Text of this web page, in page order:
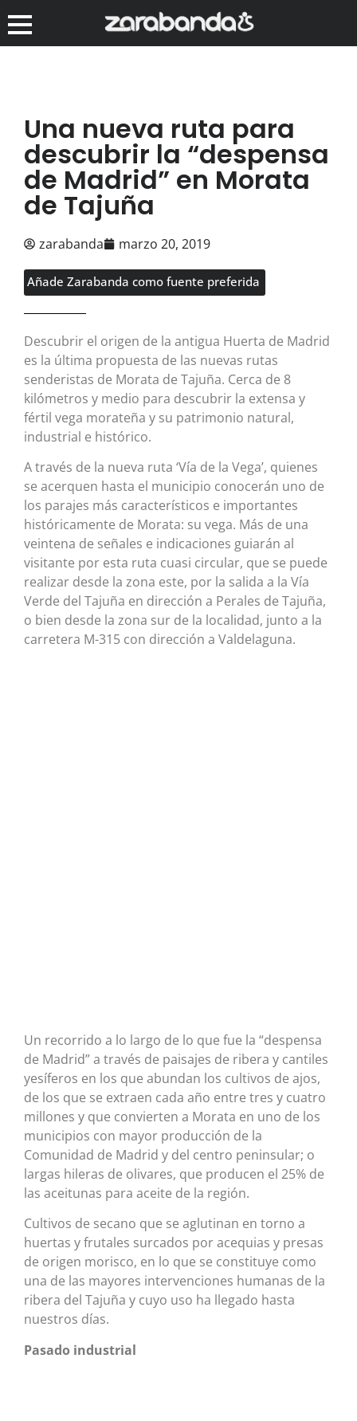
Una nueva ruta para
descubrir la “despensa
de Madrid” en Morata
de Tajuña
zarabanda marzo 20, 2019
Añade Zarabanda como fuente preferida
Descubrir el origen de la antigua Huerta de Madrid
es la última propuesta de las nuevas rutas
senderistas de Morata de Tajuña. Cerca de 8
kilómetros y medio para descubrir la extensa y
fértil vega morateña y su patrimonio natural,
industrial e histórico.
A través de la nueva ruta ‘Vía de la Vega’, quienes
se acerquen hasta el municipio conocerán uno de
los parajes más característicos e importantes
históricamente de Morata: su vega. Más de una
veintena de señales e indicaciones guiarán al
visitante por esta ruta cuasi circular, que se puede
realizar desde la zona este, por la salida a la Vía
Verde del Tajuña en dirección a Perales de Tajuña,
o bien desde la zona sur de la localidad, junto a la
carretera M-315 con dirección a Valdelaguna.
Un recorrido a lo largo de lo que fue la “despensa
de Madrid” a través de paisajes de ribera y cantiles
yesíferos en los que abundan los cultivos de ajos,
de los que se extraen cada año entre tres y cuatro
millones y que convierten a Morata en uno de los
municipios con mayor producción de la
Comunidad de Madrid y del centro peninsular; o
largas hileras de olivares, que producen el 25% de
las aceitunas para aceite de la región.
Cultivos de secano que se aglutinan en torno a
huertas y frutales surcados por acequias y presas
de origen morisco, en lo que se constituye como
una de las mayores intervenciones humanas de la
ribera del Tajuña y cuyo uso ha llegado hasta
nuestros días.
Pasado industrial